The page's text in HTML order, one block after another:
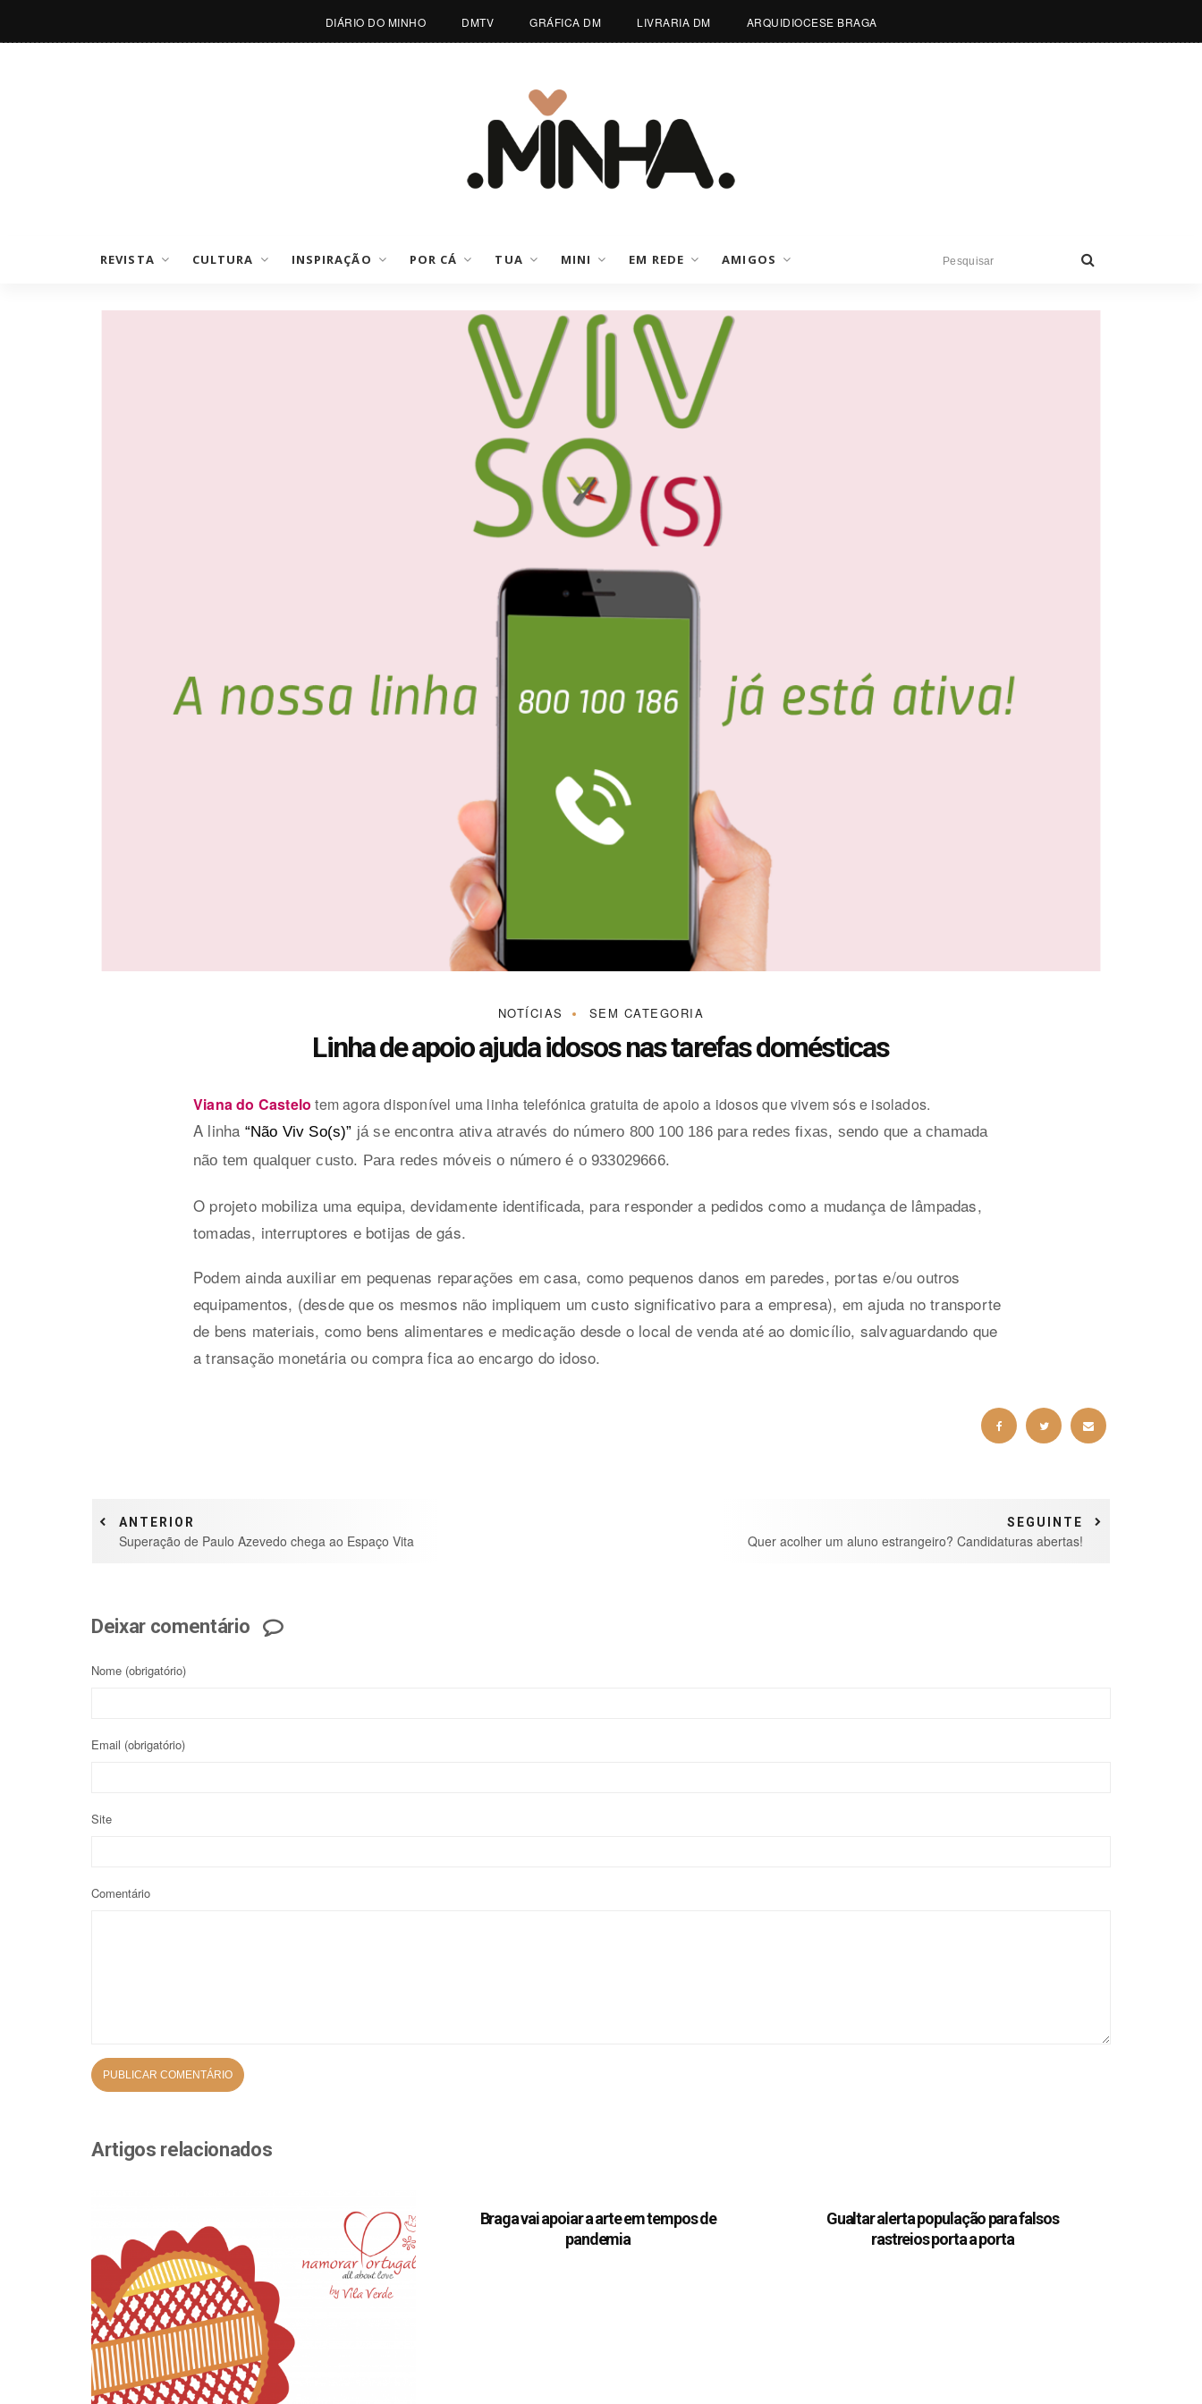
DIÁRIO DO MINHO DMTV GRÁFICA DM LIVRARIA DM ARQUIDIOCESE BRAGA
REVISTA CULTURA INSPIRAÇÃO POR CÁ TUA MINI EM REDE AMIGOS
NOTÍCIAS SEM CATEGORIA
Linha de apoio ajuda idosos nas tarefas domésticas
Viana do Castelo tem agora disponível uma linha telefónica gratuita de apoio a idosos que vivem sós e isolados.
A linha “Não Viv So(s)” já se encontra ativa através do número 800 100 186 para redes fixas, sendo que a chamada
não tem qualquer custo. Para redes móveis o número é o 933029666.
O projeto mobiliza uma equipa, devidamente identificada, para responder a pedidos como a mudança de lâmpadas,
tomadas, interruptores e botijas de gás.
Podem ainda auxiliar em pequenas reparações em casa, como pequenos danos em paredes, portas e/ou outros
equipamentos, (desde que os mesmos não impliquem um custo significativo para a empresa), em ajuda no transporte
de bens materiais, como bens alimentares e medicação desde o local de venda até ao domicílio, salvaguardando que
a transação monetária ou compra fica ao encargo do idoso.
ANTERIOR
Superação de Paulo Azevedo chega ao Espaço Vita
SEGUINTE
Quer acolher um aluno estrangeiro? Candidaturas abertas!
Deixar comentário
Nome (obrigatório)
Email (obrigatório)
Site
Comentário
Artigos relacionados
Braga vai apoiar a arte em tempos de
pandemia
Gualtar alerta população para falsos
rastreios porta a porta